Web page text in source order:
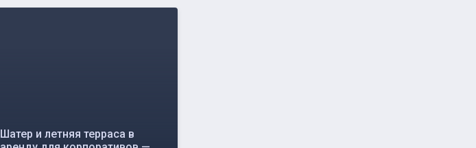
Шатер и летняя терраса в